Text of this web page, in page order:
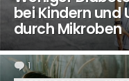
bei Kindern und
durch Mikroben
1 Kommentar